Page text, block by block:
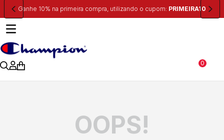
Ganhe 10% na primeira compra, utilizando o cupom:PRIMEIRA10
0
OOPS!